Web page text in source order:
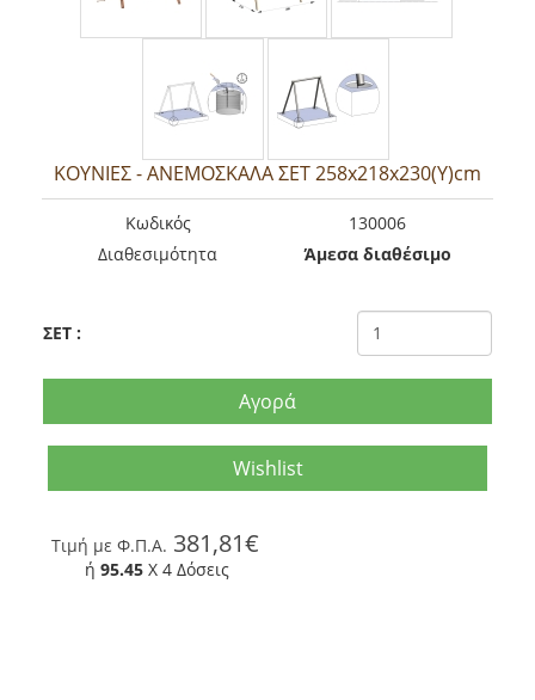
ΚΟΥΝΙΕΣ - ΑΝΕΜΟΣΚΑΛΑ ΣΕΤ 258x218x230(Y)cm
Kωδικός
130006
Διαθεσιμότητα
Άμεσα διαθέσιμο
ΣΕΤ :
Αγορά
Wishlist
Tιμή με Φ.Π.Α. 381,81€
ή 95.45 X 4 Δόσεις